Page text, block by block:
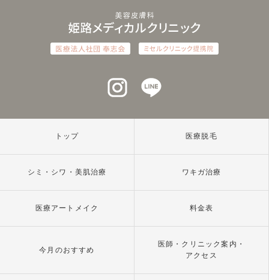
インスタグラム
トップ 医療脱毛
シミ・シワ・美肌治療 ワキガ治療
医療アートメイク 料金表
今月のおすすめ
医師・クリニック案内・
アクセス